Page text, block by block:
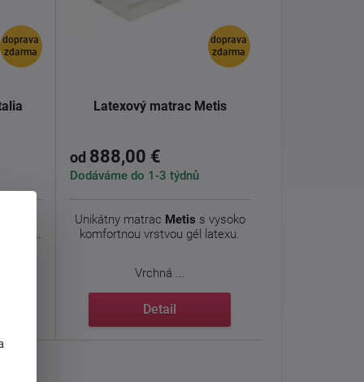
doprava
zdarma
je
doprava
zdarma
Latexový matrac Metis
od 888,00 €
Dodáváme do 1-3 týdnů
Unikátny matrac Metis s vysoko
komfortnou vrstvou gél latexu.
Vrchná ...
Detail